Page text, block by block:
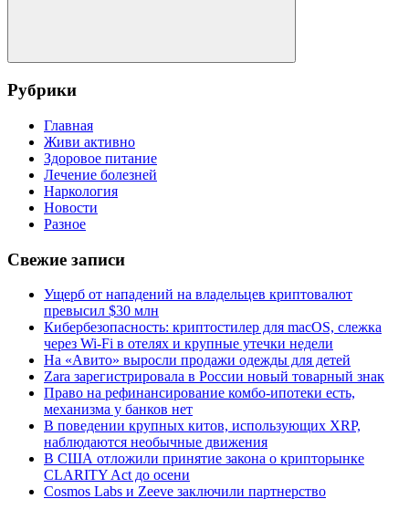
Поиск
Рубрики
Главная
Живи активно
Здоровое питание
Лечение болезней
Наркология
Новости
Разное
Свежие записи
Ущерб от нападений на владельцев криптовалют
превысил $30 млн
Кибербезопасность: криптостилер для macOS, слежка
через Wi-Fi в отелях и крупные утечки недели
На «Авито» выросли продажи одежды для детей
Zara зарегистрировала в России новый товарный знак
Право на рефинансирование комбо-ипотеки есть,
механизма у банков нет
В поведении крупных китов, использующих XRP,
наблюдаются необычные движения
В США отложили принятие закона о крипторынке
CLARITY Act до осени
Cosmos Labs и Zeeve заключили партнерство